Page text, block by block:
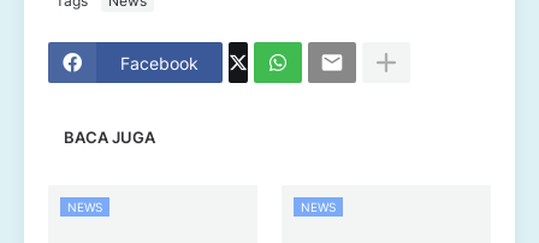
Facebook
BACA JUGA
NEWS NEWS